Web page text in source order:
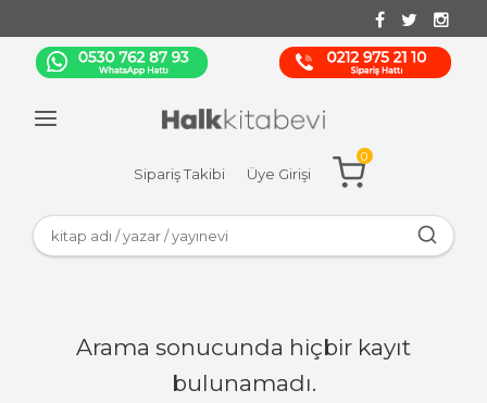
Sipariş Takibi Üye Girişi
0
Arama sonucunda hiçbir kayıt
bulunamadı.